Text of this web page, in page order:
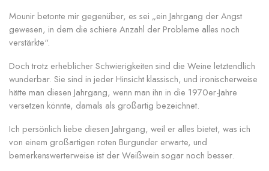
Mounir betonte mir gegenüber, es sei „ein Jahrgang der Angst
gewesen, in dem die schiere Anzahl der Probleme alles noch
verstärkte“.
Doch trotz erheblicher Schwierigkeiten sind die Weine letztendlich
wunderbar. Sie sind in jeder Hinsicht klassisch, und ironischerweise
hätte man diesen Jahrgang, wenn man ihn in die 1970er-Jahre
versetzen könnte, damals als großartig bezeichnet.
Ich persönlich liebe diesen Jahrgang, weil er alles bietet, was ich
von einem großartigen roten Burgunder erwarte, und
bemerkenswerterweise ist der Weißwein sogar noch besser.